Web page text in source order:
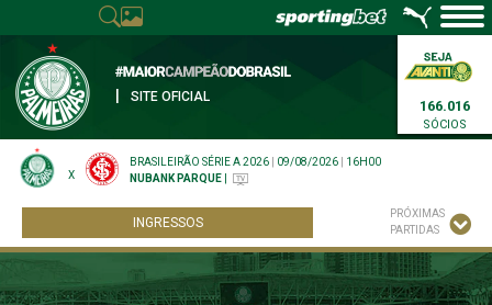
SITE OFICIAL
166.016
SÓCIOS
X
BRASILEIRÃO SÉRIE A 2026 09/08/2026
16H00
NUBANK PARQUE
INGRESSOS
PRÓXIMAS
PARTIDAS